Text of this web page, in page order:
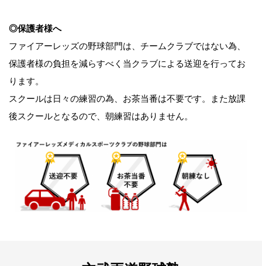
◎保護者様へ
ファイアーレッズの野球部門は、チームクラブではない為、
保護者様の負担を減らすべく当クラブによる送迎を行ってお
ります。
スクールは日々の練習の為、お茶当番は不要です。また放課
後スクールとなるので、朝練習はありません。